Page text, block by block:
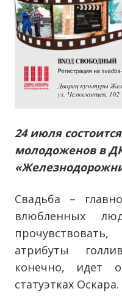
24 июля
молодоженов в
Свадьба –
влюбленных
атрибуты
конечно, идет
статуэтках Оскара.